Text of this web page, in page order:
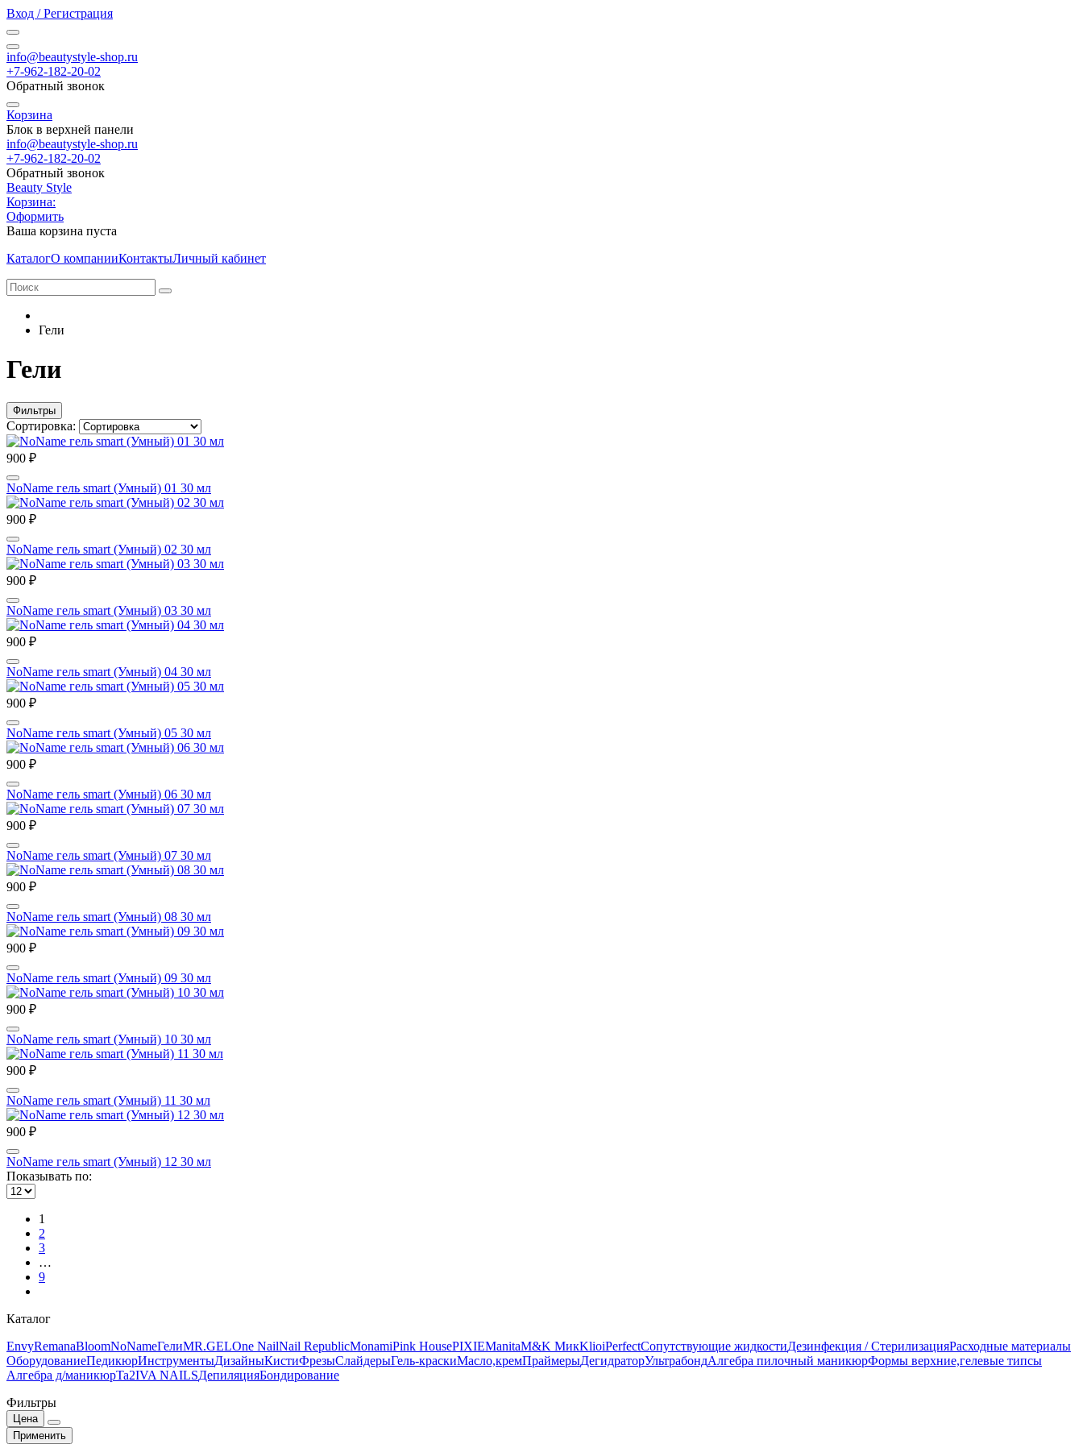
Вход / Регистрация
info@beautystyle-shop.ru
+7-962-182-20-02
Обратный звонок
Корзина
Блок в верхней панели
info@beautystyle-shop.ru
+7-962-182-20-02
Обратный звонок
Beauty Style
Корзина:
Оформить
Ваша корзина пуста
КаталогО компанииКонтактыЛичный кабинет
Гели
Гели
Фильтры
Сортировка:
900 ₽
NoName гель smart (Умный) 01 30 мл
900 ₽
NoName гель smart (Умный) 02 30 мл
900 ₽
NoName гель smart (Умный) 03 30 мл
900 ₽
NoName гель smart (Умный) 04 30 мл
900 ₽
NoName гель smart (Умный) 05 30 мл
900 ₽
NoName гель smart (Умный) 06 30 мл
900 ₽
NoName гель smart (Умный) 07 30 мл
900 ₽
NoName гель smart (Умный) 08 30 мл
900 ₽
NoName гель smart (Умный) 09 30 мл
900 ₽
NoName гель smart (Умный) 10 30 мл
900 ₽
NoName гель smart (Умный) 11 30 мл
900 ₽
NoName гель smart (Умный) 12 30 мл
Показывать по:
1
2
3
…
9
Каталог
EnvyRemanaBloomNoNameГелиMR.GELOne NailNail RepublicMonamiPink HousePIXIEManitaM&K МикKlioiPerfectСопутствующие жидкостиДезинфекция / СтерилизацияРасходные материалы
ОборудованиеПедикюрИнструментыДизайныКистиФрезыСлайдерыГель-краскиМасло,кремПраймерыДегидраторУльтрабондАлгебра пилочный маникюрФормы верхние,гелевые типсы
Алгебра д/маникюрTa2IVA NAILSДепиляцияБондирование
Фильтры
Цена
Применить